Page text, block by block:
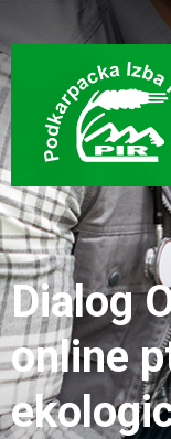
Przejdź do treści
Dialog
online